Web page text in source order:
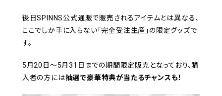
後日SPINNS公式通販で販売されるアイテムとは異なる、
ここでしか手に入らない「完全受注生産」の限定グッズで
す。
5月20日〜5月31日までの期間限定販売となっており、購
入者の方には抽選で豪華特典が当たるチャンスも！